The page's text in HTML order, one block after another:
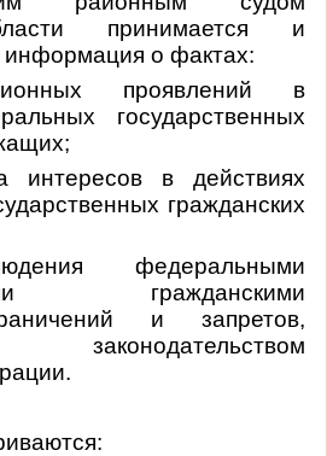
принимается и
информация о фактах:
проявлений в
государственных
интересов в действиях
гражданских
федеральными
гражданскими
и запретов,
законодательством